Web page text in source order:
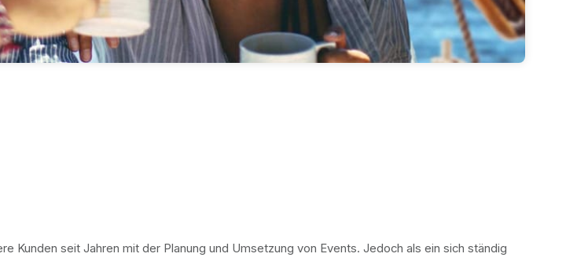
seit Jahren mit der Planung und Umsetzung von Events. Jedoch als ein sich ständig